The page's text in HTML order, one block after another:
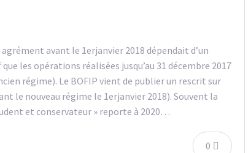
avant le 1erjanvier 2018 dépendait d’un
les opérations réalisées jusqu’au 31 décembre 2017
régime). Le BOFIP vient de publier un rescrit sur
le nouveau régime le 1erjanvier 2018). Souvent la
et conservateur » reporte à 2020…
0